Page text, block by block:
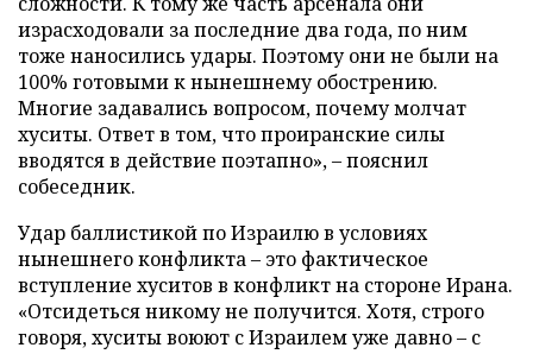
израсходовали за последние два года, по ним
тоже наносились удары. Поэтому они не были на
100% готовыми к нынешнему обострению.
Многие задавались вопросом, почему молчат
хуситы. Ответ в том, что проиранские силы
вводятся в действие поэтапно», – пояснил
собеседник.
Удар баллистикой по Израилю в условиях
нынешнего конфликта – это фактическое
вступление хуситов в конфликт на стороне Ирана.
«Отсидеться никому не получится. Хотя, строго
говоря, хуситы воюют с Израилем уже давно – с